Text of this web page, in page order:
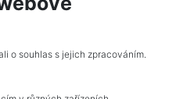
Price
total10.
o souhlas s jejich zpracováním.